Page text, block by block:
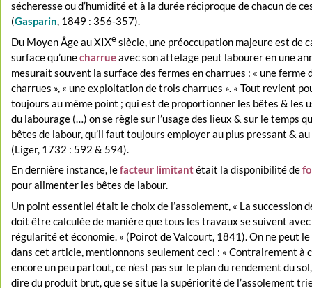
sécheresse ou d’humidité et à la durée réciproque de chacun de
(Gasparin, 1849 : 356-357).
Du Moyen Âge au XIXesiècle, une préoccupation majeure est de
surface qu’unecharrueavec son attelage peut labourer en une
mesurait souvent la surface des fermes en charrues : « une ferme
charrues », « une exploitation de trois charrues ». « Tout revient
toujours au même point ; qui est de proportionner les bêtes & les
du labourage (…) on se règle sur l’usage des lieux & sur le temps
bêtes de labour, qu’il faut toujours employer au plus pressant &
(Liger, 1732 : 592 & 594).
En dernière instance, lefacteur limitantétait la disponibilité de
pour alimenter les bêtes de labour.
Un point essentiel était le choix de l’assolement, « La succession
doit être calculée de manière que tous les travaux se suivent avec
régularité et économie. » (Poirot de Valcourt, 1841). On ne peut
dans cet article, mentionnons seulement ceci : « Contrairement à
encore un peu partout, ce n’est pas sur le plan du rendement du
dire du produit brut, que se situe la supériorité de l’assolement